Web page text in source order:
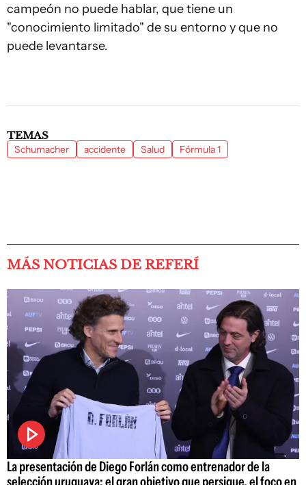
campeón no puede hablar, que tiene un
"conocimiento limitado" de su entorno y que no
puede levantarse.
TEMAS
Schumacher accidente Salud Fórmula 1
MÁS NOTICIAS DE REFERÍ
La presentación de Diego Forlán como entrenador de la